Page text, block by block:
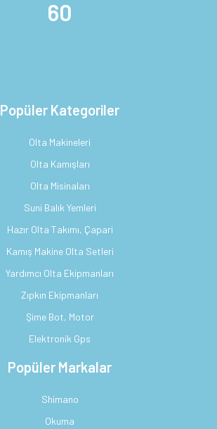
60
Popüler Kategoriler
Olta Makineleri
Olta Kamışları
Olta Misinaları
Suni Balık Yemleri
Hazır Olta Takımı, Çapari
Kamış Makine Olta Setleri
Yardımcı Olta Ekipmanları
Zıpkın Ekipmanları
Şime Bot, Motor
Elektronik Gps
Popüler Markalar
Shimano
Okuma